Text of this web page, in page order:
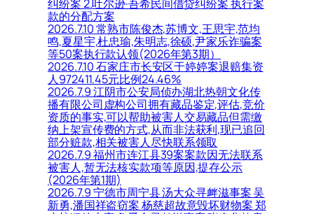
纠纷案 2.吐尔逊·吾希民间借贷纠纷案 执行案
款的分配方案
2026.7.10 常熟市陈俊杰,苏博文,王思宇,范均
鸣,夏星宇,杜忠瑜,朱明志,徐硕,尹家乐诈骗案
等50案执行款认领(2026年第3期）
2026.7.10 石家庄市长安区于婷婷案退赔集资
人972411.45元比例24.46%
2026.7.9 江阴市公安局侦办湖北热朝文化传
播有限公司虚构公司拥有藏品鉴定,评估,竞价
资质的事实,可以帮助被害人交易藏品但需缴
纳上架宣传费的方式,从而非法获利,现已追回
部分赃款,相关被害人尽快联系领取
2026.7.9 福州市连江县39案案款因无法联系
被害人,暂无法核实款项等原因,提存公示
(2026年第1期)
2026.7.9 宁德市周宁县 汤大众寻衅滋事案 吴
新勇,潘国祥盗窃案 杨慈超故意毁坏财物案 郑